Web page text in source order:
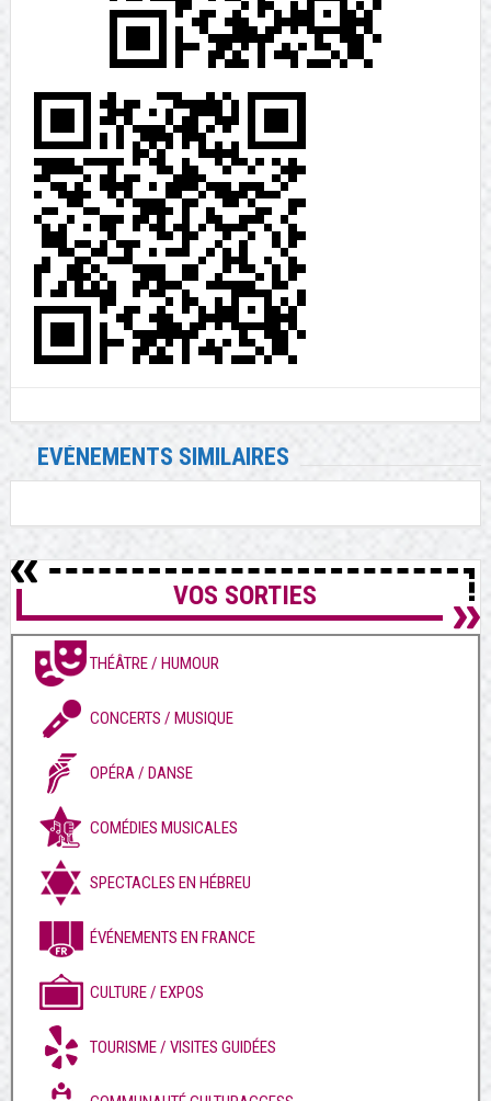
EVÉNEMENTS SIMILAIRES
VOS SORTIES
THÉÂTRE / HUMOUR
CONCERTS / MUSIQUE
OPÉRA / DANSE
COMÉDIES MUSICALES
SPECTACLES EN HÉBREU
ÉVÉNEMENTS EN FRANCE
CULTURE / EXPOS
TOURISME / VISITES GUIDÉES